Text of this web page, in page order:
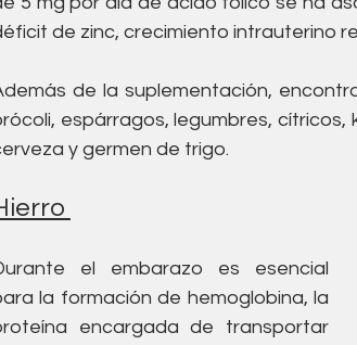
de zinc, crecimiento intrauterino
de la suplementación,
espárragos, legumbres,
y germen de trigo.
el embarazo es esencial
la formación de hemoglobina, la
encargada de transportar